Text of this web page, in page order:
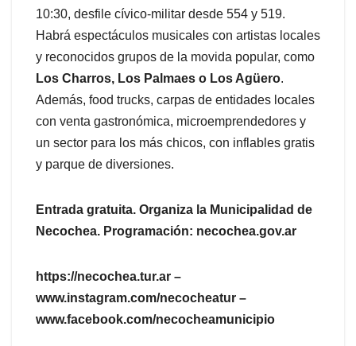
10:30, desfile cívico-militar desde 554 y 519.
Habrá espectáculos musicales con artistas locales
y reconocidos grupos de la movida popular, como
Los Charros, Los Palmaes o Los Agüero.
Además, food trucks, carpas de entidades locales
con venta gastronómica, microemprendedores y
un sector para los más chicos, con inflables gratis
y parque de diversiones.
Entrada gratuita. Organiza la Municipalidad de
Necochea. Programación: necochea.gov.ar
https://necochea.tur.ar –
www.instagram.com/necocheatur –
www.facebook.com/necocheamunicipio